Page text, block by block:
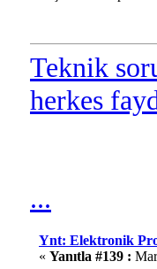
Teknik
herkes
...
Ynt: Elektronik
« Yanıtla #139 :